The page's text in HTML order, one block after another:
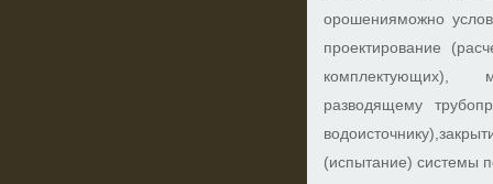
орошенияможно
проектирование
комплектующих),
разводящему
(испытание) системы